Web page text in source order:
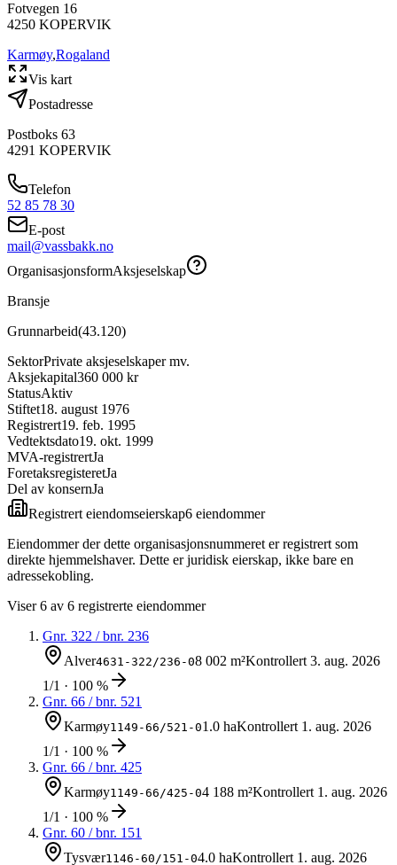
Fotvegen 16
4250 KOPERVIK
Karmøy,Rogaland
Vis kart
Postadresse
Postboks 63
4291 KOPERVIK
Telefon
52 85 78 30
E-post
mail@vassbakk.no
OrganisasjonsformAksjeselskap
Bransje
Grunnarbeid(43.120)
SektorPrivate aksjeselskaper mv.
Aksjekapital360 000 kr
StatusAktiv
Stiftet18. august 1976
Registrert19. feb. 1995
Vedtektsdato19. okt. 1999
MVA-registrertJa
ForetaksregisteretJa
Del av konsernJa
Registrert eiendomseierskap6 eiendommer
Eiendommer der dette organisasjonsnummeret er registrert som
direkte hjemmelshaver. Dette er juridisk eierskap, ikke bare en
adressekobling.
Viser6 av 6 registrerte eiendommer
Gnr. 322 / bnr. 236
Alver4631-322/236-08 002 m²Kontrollert3. aug. 2026
1/1 · 100 %
Gnr. 66 / bnr. 521
Karmøy1149-66/521-01.0 haKontrollert 1. aug. 2026
1/1 · 100 %
Gnr. 66 / bnr. 425
Karmøy1149-66/425-04 188 m²Kontrollert 1. aug. 2026
1/1 · 100 %
Gnr. 60 / bnr. 151
Tysvær1146-60/151-04.0 haKontrollert 1. aug. 2026